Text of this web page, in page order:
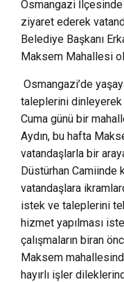
Osmangazi
ziyaret ederek
Belediye Başkanı
Maksem Mahallesi
Osmangazi’de
taleplerini
Cuma günü bir
Aydın, bu hafta
vatandaşlarla bir
Düstürhan Camiinde
vatandaşlara
istek ve taleplerini
hizmet yapılması
çalışmaların biran
Maksem
hayırlı işler